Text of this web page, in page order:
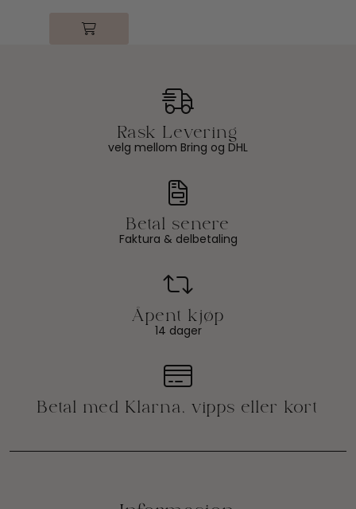
velg mellom Bring og DHL
Faktura & delbetaling
14 dager